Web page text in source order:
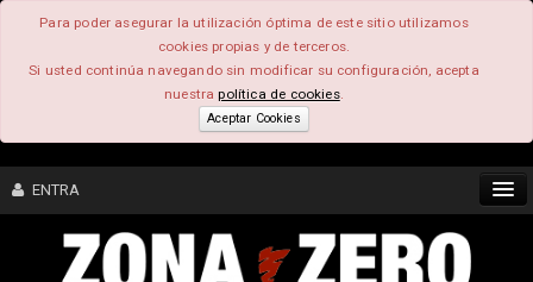
Para poder asegurar la utilización óptima de este sitio utilizamos
cookies propias y de terceros.
Si usted continúa navegando sin modificar su configuración, acepta
nuestrapolítica de cookies.
Aceptar Cookies
ENTRA